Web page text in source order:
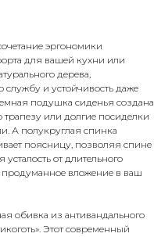
эргономики
для вашей кухни или
дерева,
и устойчивость даже
подушка сиденья создана
или долгие посиделки
А полукруглая спинка
поясницу, позволяя спине
от длительного
продуманное вложение в ваш
обивка из антивандального
Этот современный